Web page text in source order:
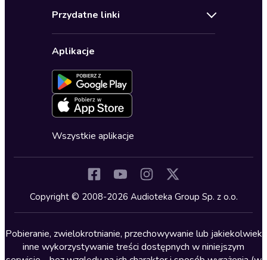
Biznes, marketing, ekonomia
Dla młodzieży
Kryminały
Lektury szkolne
Literatura anglojęzyczna
Literatura faktu
Ustawienia prywatności
Formularz zgłaszania nielegalnych treści
Deklaracja dostępności
Karnety
Oferta dla firm i bibliotek
Przydatne linki
Dołącz do newslettera
Blog
Zapowiedzi
Cykle audiobooków
Aplikacje
Wszystkie aplikacje
Copyright © 2008-2026 Audioteka Group Sp. z o.o.
Pobieranie, zwielokrotnianie, przechowywanie lub jakiekolwiek
inne wykorzystywanie treści dostępnych w niniejszym